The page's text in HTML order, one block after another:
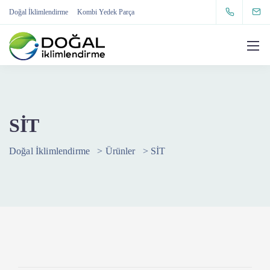
Doğal İklimlendirme Kombi Yedek Parça
SİT
Doğal İklimlendirme > Ürünler > SİT